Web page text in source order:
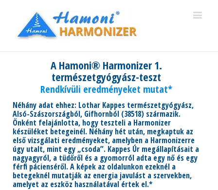
A Hamoni® Harmonizer 1.
természetgyógyász-teszt
Rendkívüli eredményeket mutat*
Néhány adat ehhez: Lothar Kappes természetgyógyász,
Alsó-Szászországból, Gifhornból (38518) származik.
Önként felajánlotta, hogy teszteli a Harmonizer
készüléket betegeinél. Néhány hét után, megkaptuk az
első vizsgálati eredményeket, amelyben a Harmonizerre
úgy utalt, mint egy „csoda”. Kappes Úr megállapításait a
nagyagyról, a tüdőről és a gyomorról adta egy nő és egy
férfi pácienséről. A képek az oldalunkon ezeknél a
betegeknél mutatják az energia javulást a szervekben,
amelyet az eszköz használatával értek el.*